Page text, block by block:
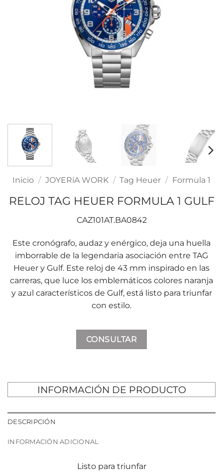
Inicio / JOYERíA WORK / Tag Heuer / Formula 1
RELOJ TAG HEUER FORMULA 1 GULF
CAZ101AT.BA0842
Este cronógrafo, audaz y enérgico, deja una huella
imborrable de la legendaria asociación entre TAG
Heuer y Gulf. Este reloj de 43 mm inspirado en las
carreras, que luce los emblemáticos colores naranja
y azul característicos de Gulf, está listo para triunfar
con estilo.
CONSULTAR
INFORMACIÓN DE PRODUCTO
DESCRIPCIÓN
INFORMACIÓN ADICIONAL
Listo para triunfar